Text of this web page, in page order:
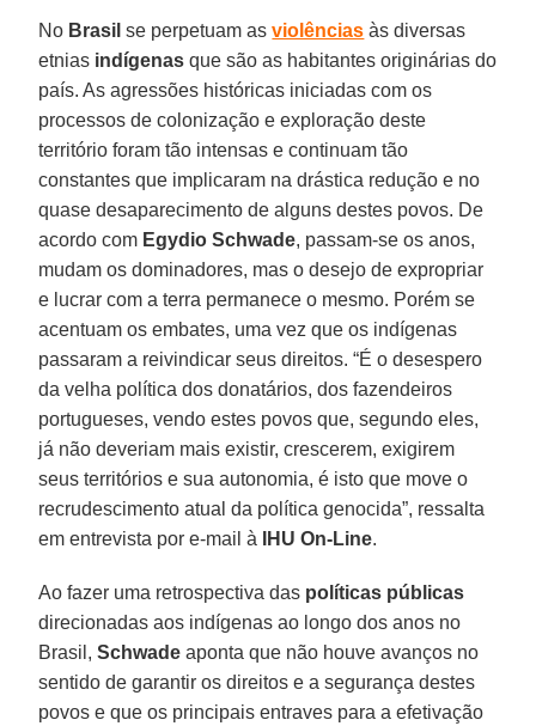
No Brasil se perpetuam asviolências às diversas
etnias indígenas que são as habitantes originárias do
país. As agressões históricas iniciadas com os
processos de colonização e exploração deste
território foram tão intensas e continuam tão
constantes que implicaram na drástica redução e no
quase desaparecimento de alguns destes povos. De
acordo com Egydio Schwade, passam-se os anos,
mudam os dominadores, mas o desejo de expropriar
e lucrar com a terra permanece o mesmo. Porém se
acentuam os embates, uma vez que os indígenas
passaram a reivindicar seus direitos. “É o desespero
da velha política dos donatários, dos fazendeiros
portugueses, vendo estes povos que, segundo eles,
já não deveriam mais existir, crescerem, exigirem
seus territórios e sua autonomia, é isto que move o
recrudescimento atual da política genocida”, ressalta
em entrevista por e-mail à IHU On-Line.
Ao fazer uma retrospectiva das políticas públicas
direcionadas aos indígenas ao longo dos anos no
Brasil,Schwade aponta que não houve avanços no
sentido de garantir os direitos e a segurança destes
povos e que os principais entraves para a efetivação